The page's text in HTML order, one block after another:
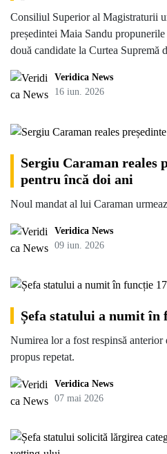
Consiliul Superior al Magistraturii
președintei Maia Sandu
două candidate la Curtea Supremă
Veridica News
16 iun. 2026
Sergiu Caraman reales
pentru încă doi ani
Noul mandat al lui Caraman
Veridica News
09 iun. 2026
Șefa statului a numit în
Numirea lor a fost respinsă
propus repetat.
Veridica News
07 mai 2026